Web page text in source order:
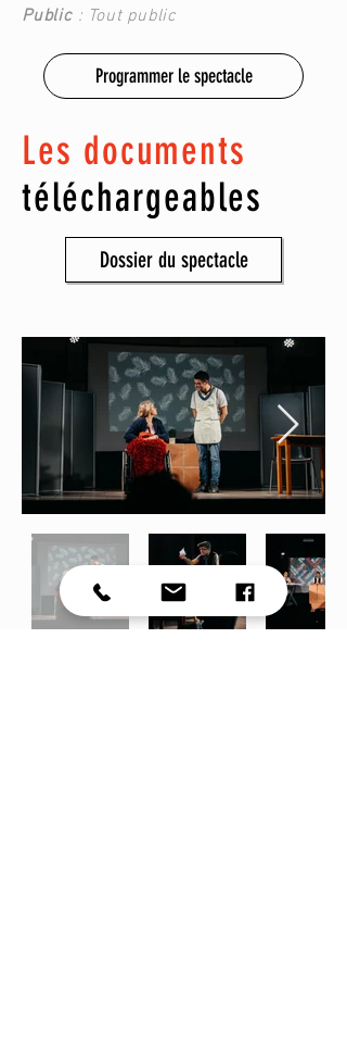
Public: Tout public
Programmer le spectacle
Les documents
téléchargeables
Dossier du spectacle